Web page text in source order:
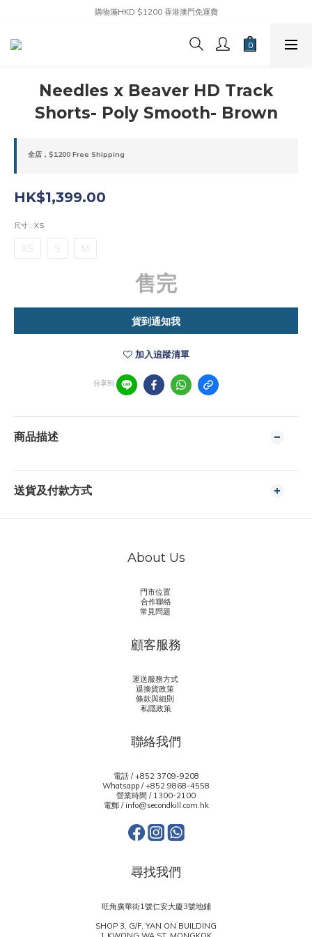
購物滿HKD $1200 香港澳門免運費
Needles x Beaver HD Track
Shorts- Poly Smooth- Brown
全店，$1200 Free Shipping
HK$1,399.00
尺寸 : XS
XS S M
售完
貨到通知我
加入追蹤清單
分享到
商品描述
送貨及付款方式
About Us
門市位置
合作聯絡
常見問題
顧客服務
運送服務方式
退換貨政策
條款與細則
私隱政策
聯絡我們
電話 / +852 3709-9208
Whatsapp /+852 9868-4558
營業時間 / 1300-2100
電郵 / info@secondkill.com.hk
尋找我們
旺角廣華街1號仁安大廈3號地鋪
SHOP 3, G/F, YAN ON BUILDING